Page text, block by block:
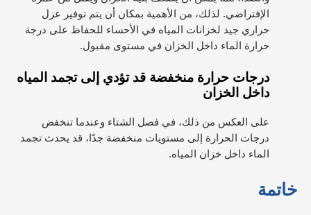
الإفتراضي. لذلك، من الأهمية بمكان أن يتم توفير عزل
حراري جيد لخزانات المياه في الأحساء للحفاظ على درجة
حرارة الماء داخل الخزان في مستوى مقبول.
درجات حرارة منخفضة قد تؤدي إلى تجمد المياه
داخل الخزان
على العكس من ذلك، في فصل الشتاء وعندما تنخفض
درجات الحرارة إلى مستويات منخفضة جدًا، قد يحدث تجمد
الماء داخل خزان المياه.
خاتمة